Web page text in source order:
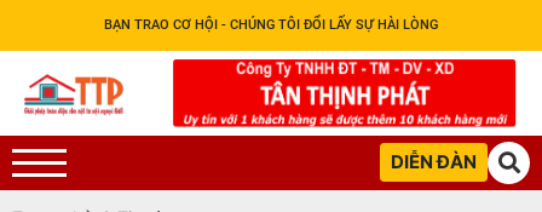
BẠN TRAO CƠ HỘI - CHÚNG TÔI ĐỔI LẤY SỰ HÀI LÒNG
DIỄN ĐÀN